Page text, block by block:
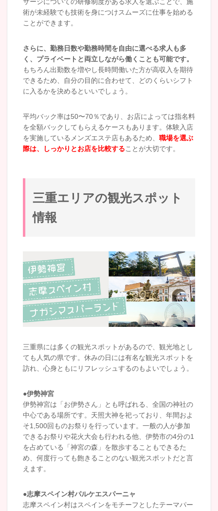
サージについての研修制度がある求人を選ぶことで、施
術が未経験でも技術を身につけスムーズに仕事を始める
ことができます。
さらに、勤務日数や勤務時間を自由に選べる求人も多
く、プライベートと両立しながら働くことも可能です。
もちろん出勤数を増やし長時間働いた方が高収入を期待
できるため、自分の目的に合わせて、どのくらいシフト
に入るかを決めるといいでしょう。
平均バック率は50〜70％であり、お店によっては指名料
を全額バックしてもらえるケースもあります。体験入店
を実施しているメンズエステ店もあるため、 職場を選ぶ
際は、しっかりとお店を比較する ことが大切です。
三重エリアの観光スポット
情報
三重県には多くの観光スポットがあるので、観光地とし
ても人気の県です。休みの日には有名な観光スポットを
訪れ、心身ともにリフレッシュするのもよいでしょう。
●伊勢神宮
伊勢神宮は「お伊勢さん」とも呼ばれる、全国の神社の
中心である場所です。天照大神を祀っており、年間およ
そ1,500回ものお祭りを行っています。一般の人が参加
できるお祭りや花火大会も行われる他、伊勢市の4分の1
を占めている「神宮の森」を散歩することもできるた
め、何度行っても飽きることのない観光スポットだと言
えます。
●志摩スペイン村パルケエスパーニャ
志摩スペイン村はスペインをモチーフとしたテーマパー